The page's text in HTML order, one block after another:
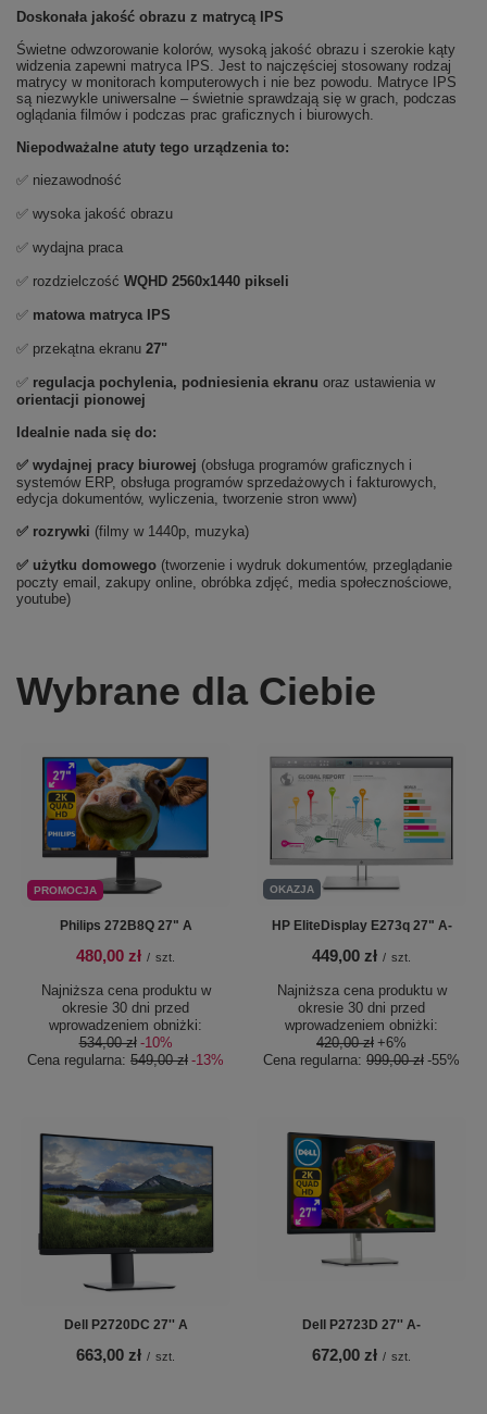
Doskonała jakość obrazu z matrycą IPS
Świetne odwzorowanie kolorów, wysoką jakość obrazu i szerokie kąty
widzenia zapewni matryca IPS. Jest to najczęściej stosowany rodzaj
matrycy w monitorach komputerowych i nie bez powodu. Matryce IPS
są niezwykle uniwersalne – świetnie sprawdzają się w grach, podczas
oglądania filmów i podczas prac graficznych i biurowych.
Niepodważalne atuty tego urządzenia to:
✅ niezawodność
✅ wysoka jakość obrazu
✅ wydajna praca
✅ rozdzielczość WQHD 2560x1440 pikseli
✅ matowa matryca IPS
✅ przekątna ekranu 27"
✅ regulacja pochylenia, podniesienia ekranu oraz ustawienia w
orientacji pionowej
Idealnie nada się do:
✅ wydajnej pracy biurowej (obsługa programów graficznych i
systemów ERP, obsługa programów sprzedażowych i fakturowych,
edycja dokumentów, wyliczenia, tworzenie stron www)
✅ rozrywki (filmy w 1440p, muzyka)
✅ użytku domowego (tworzenie i wydruk dokumentów, przeglądanie
poczty email, zakupy online, obróbka zdjęć, media społecznościowe,
youtube)
Wybrane dla Ciebie
PROMOCJA
Philips 272B8Q 27" A
480,00 zł / szt.
Najniższa cena produktu w
okresie 30 dni przed
wprowadzeniem obniżki:
534,00 zł -10%
Cena regularna: 549,00 zł -13%
OKAZJA
HP EliteDisplay E273q 27" A-
449,00 zł / szt.
Najniższa cena produktu w
okresie 30 dni przed
wprowadzeniem obniżki:
420,00 zł +6%
Cena regularna: 999,00 zł -55%
Dell P2720DC 27'' A
663,00 zł / szt.
Dell P2723D 27'' A-
672,00 zł / szt.